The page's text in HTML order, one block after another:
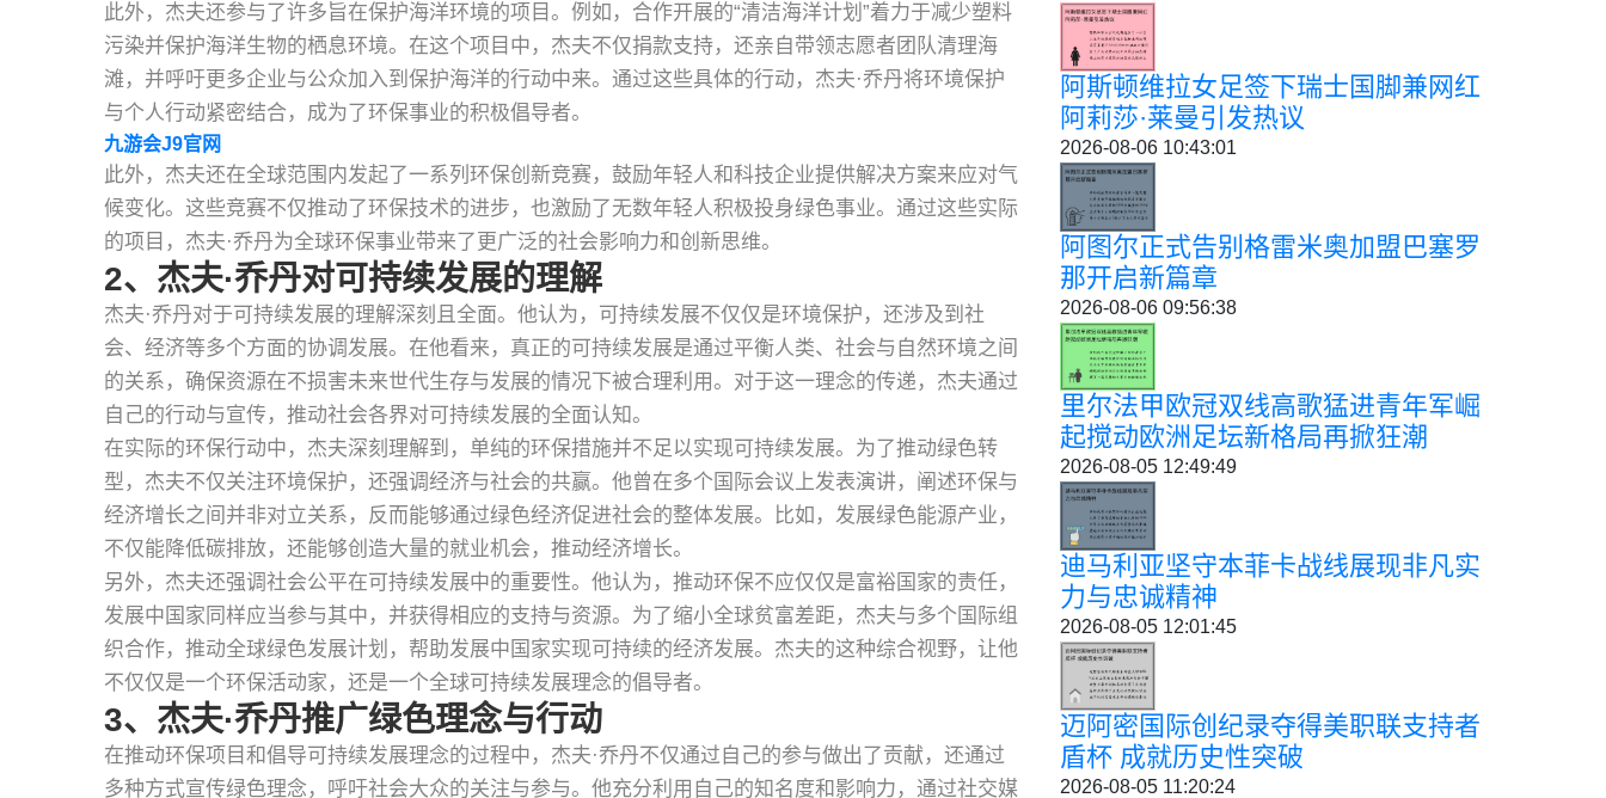
此外，杰夫还参与了许多旨在保护海洋环境的项目。例如，合作开展的“清洁海洋计划”着力于减少塑料
污染并保护海洋生物的栖息环境。在这个项目中，杰夫不仅捐款支持，还亲自带领志愿者团队清理海
滩，并呼吁更多企业与公众加入到保护海洋的行动中来。通过这些具体的行动，杰夫·乔丹将环境保护
与个人行动紧密结合，成为了环保事业的积极倡导者。
九游会J9官网
此外，杰夫还在全球范围内发起了一系列环保创新竞赛，鼓励年轻人和科技企业提供解决方案来应对气
候变化。这些竞赛不仅推动了环保技术的进步，也激励了无数年轻人积极投身绿色事业。通过这些实际
的项目，杰夫·乔丹为全球环保事业带来了更广泛的社会影响力和创新思维。
2、杰夫·乔丹对可持续发展的理解
杰夫·乔丹对于可持续发展的理解深刻且全面。他认为，可持续发展不仅仅是环境保护，还涉及到社
会、经济等多个方面的协调发展。在他看来，真正的可持续发展是通过平衡人类、社会与自然环境之间
的关系，确保资源在不损害未来世代生存与发展的情况下被合理利用。对于这一理念的传递，杰夫通过
自己的行动与宣传，推动社会各界对可持续发展的全面认知。
在实际的环保行动中，杰夫深刻理解到，单纯的环保措施并不足以实现可持续发展。为了推动绿色转
型，杰夫不仅关注环境保护，还强调经济与社会的共赢。他曾在多个国际会议上发表演讲，阐述环保与
经济增长之间并非对立关系，反而能够通过绿色经济促进社会的整体发展。比如，发展绿色能源产业，
不仅能降低碳排放，还能够创造大量的就业机会，推动经济增长。
另外，杰夫还强调社会公平在可持续发展中的重要性。他认为，推动环保不应仅仅是富裕国家的责任，
发展中国家同样应当参与其中，并获得相应的支持与资源。为了缩小全球贫富差距，杰夫与多个国际组
织合作，推动全球绿色发展计划，帮助发展中国家实现可持续的经济发展。杰夫的这种综合视野，让他
不仅仅是一个环保活动家，还是一个全球可持续发展理念的倡导者。
3、杰夫·乔丹推广绿色理念与行动
在推动环保项目和倡导可持续发展理念的过程中，杰夫·乔丹不仅通过自己的参与做出了贡献，还通过
多种方式宣传绿色理念，呼吁社会大众的关注与参与。他充分利用自己的知名度和影响力，通过社交媒
阿斯顿维拉女足签下瑞士国脚兼网红
阿莉莎·莱曼引发热议
2026-08-06 10:43:01
阿图尔正式告别格雷米奥加盟巴塞罗
那开启新篇章
2026-08-06 09:56:38
里尔法甲欧冠双线高歌猛进青年军崛
起搅动欧洲足坛新格局再掀狂潮
2026-08-05 12:49:49
迪马利亚坚守本菲卡战线展现非凡实
力与忠诚精神
2026-08-05 12:01:45
迈阿密国际创纪录夺得美职联支持者
盾杯 成就历史性突破
2026-08-05 11:20:24